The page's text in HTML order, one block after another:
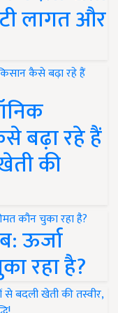
लागत और
बढ़ा रहे हैं
की
ऊर्जा
रहा है?